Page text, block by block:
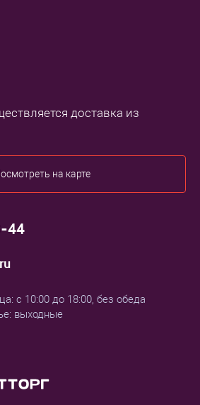
доставка из
на карте
44
с 10:00 до 18:00, без обеда
выходные